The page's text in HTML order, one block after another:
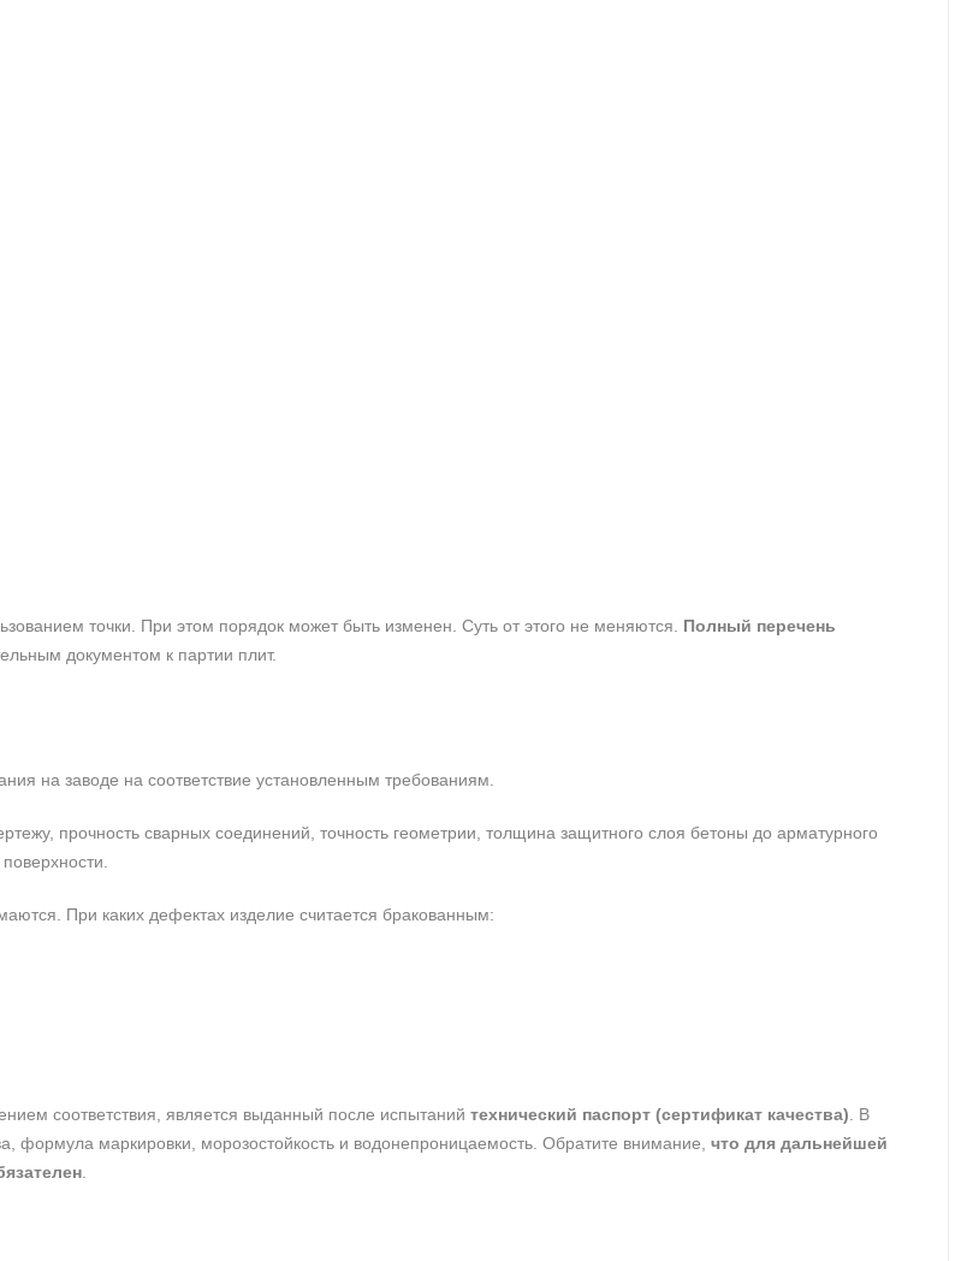
точки. При этом порядок может быть изменен. Суть от этого не меняются. Полный перечень
документом к партии плит.
на заводе на соответствие установленным требованиям.
прочность сварных соединений, точность геометрии, толщина защитного слоя бетоны до арматурного
При каких дефектах изделие считается бракованным:
соответствия, является выданный после испытаний технический паспорт (сертификат качества) . В
формула маркировки, морозостойкость и водонепроницаемость. Обратите внимание, что для дальнейшей